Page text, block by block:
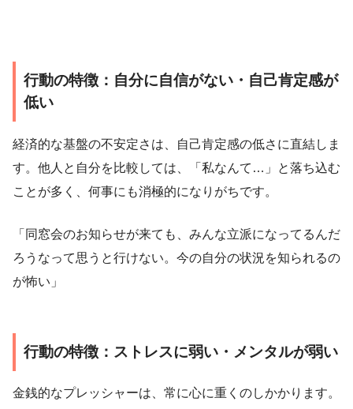
行動の特徴：自分に自信がない・自己肯定感が
低い
経済的な基盤の不安定さは、自己肯定感の低さに直結しま
す。他人と自分を比較しては、「私なんて…」と落ち込む
ことが多く、何事にも消極的になりがちです。
「同窓会のお知らせが来ても、みんな立派になってるんだ
ろうなって思うと行けない。今の自分の状況を知られるの
が怖い」
行動の特徴：ストレスに弱い・メンタルが弱い
金銭的なプレッシャーは、常に心に重くのしかかります。